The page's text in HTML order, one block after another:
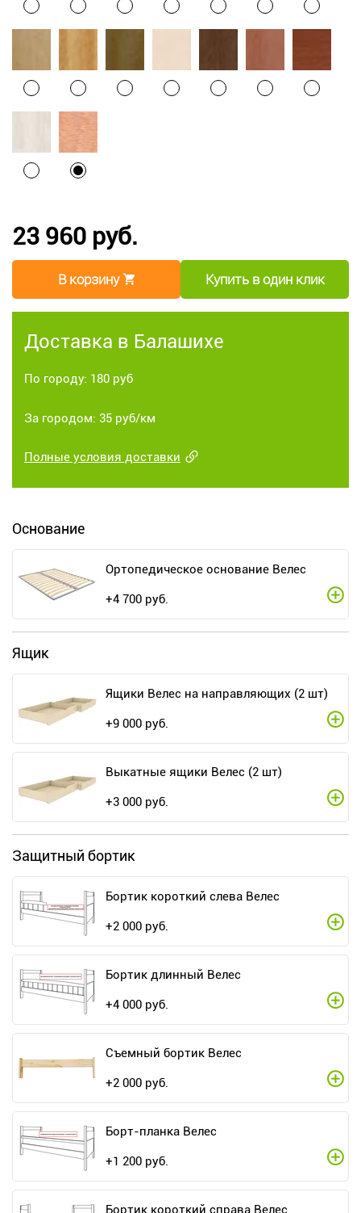
23 960 руб.
В корзину Купить в один клик
Доставка в Балашихе
По городу: 180 руб
За городом: 35 руб/км
Полные условия доставки
Основание
Ортопедическое основание Велес
+4 700 руб.
Ящик
Ящики Велес на направляющих (2 шт)
+9 000 руб.
Выкатные ящики Велес (2 шт)
+3 000 руб.
Защитный бортик
Бортик короткий слева Велес
+2 000 руб.
Бортик длинный Велес
+4 000 руб.
Съемный бортик Велес
+2 000 руб.
Борт-планка Велес
+1 200 руб.
Бортик короткий справа Велес